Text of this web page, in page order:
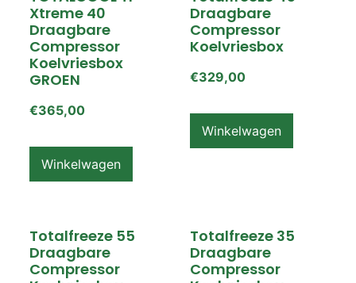
Xtreme 40
Draagbare
Compressor
Koelvriesbox
GROEN
€365,00
Winkelwagen
Draagbare
Compressor
Koelvriesbox
€329,00
Winkelwagen
Totalfreeze 55
Draagbare
Compressor
Totalfreeze 35
Draagbare
Compressor